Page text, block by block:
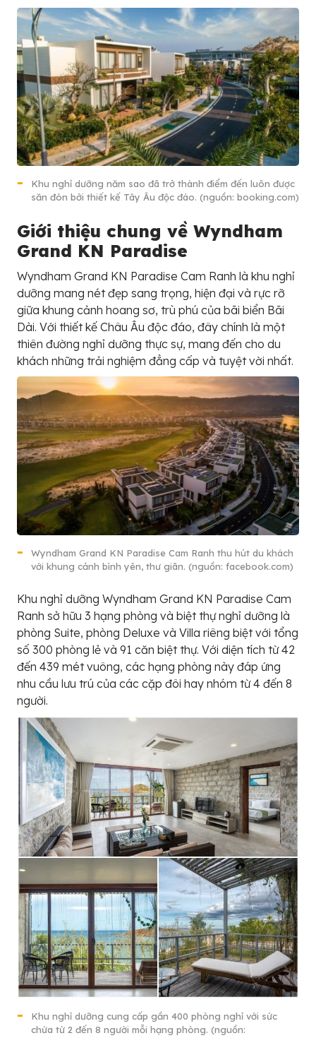
Khu nghỉ dưỡng năm sao đã trở thành điểm đến luôn được
săn đón bởi thiết kế Tây Âu độc đáo. (nguồn: booking.com)
Giới thiệu chung về Wyndham
Grand KN Paradise
Wyndham Grand KN Paradise Cam Ranh là khu nghỉ
dưỡng mang nét đẹp sang trọng, hiện đại và rực rỡ
giữa khung cảnh hoang sơ, trù phú của bãi biển Bãi
Dài. Với thiết kế Châu Âu độc đáo, đây chính là một
thiên đường nghỉ dưỡng thực sự, mang đến cho du
khách những trải nghiệm đẳng cấp và tuyệt vời nhất.
Wyndham Grand KN Paradise Cam Ranh thu hút du khách
với khung cảnh bình yên, thư giãn. (nguồn: facebook.com)
Khu nghỉ dưỡng Wyndham Grand KN Paradise Cam
Ranh sở hữu 3 hạng phòng và biệt thự nghỉ dưỡng là
phòng Suite, phòng Deluxe và Villa riêng biệt với tổng
số 300 phòng lẻ và 91 căn biệt thự. Với diện tích từ 42
đến 439 mét vuông, các hạng phòng này đáp ứng
nhu cầu lưu trú của các cặp đôi hay nhóm từ 4 đến 8
người.
Khu nghỉ dưỡng cung cấp gần 400 phòng nghỉ với sức
chứa từ 2 đến 8 người mỗi hạng phòng. (nguồn: